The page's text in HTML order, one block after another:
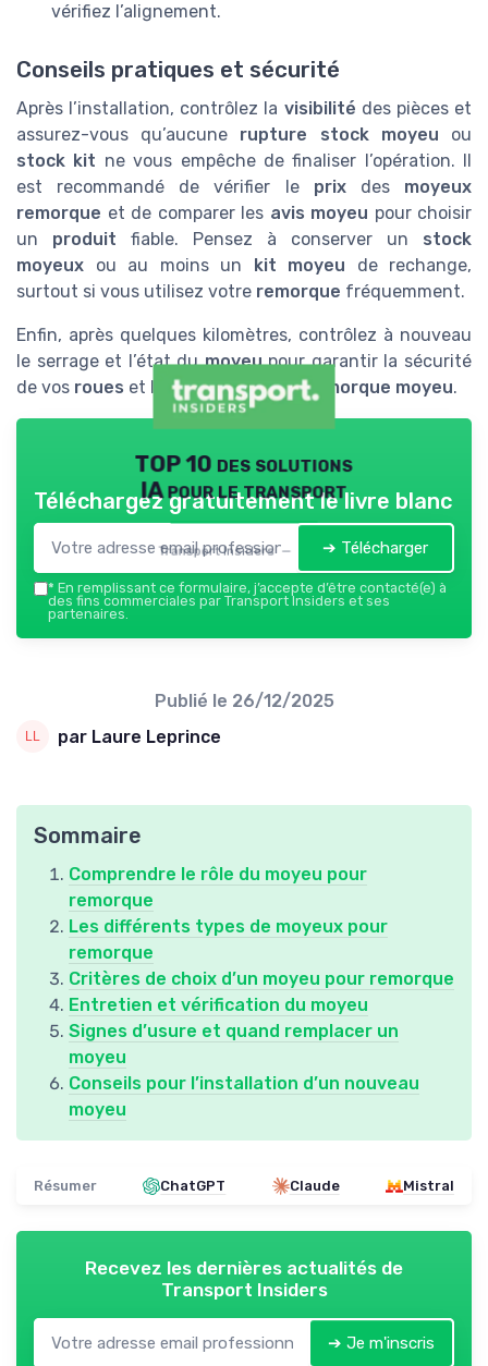
vérifiez l’alignement.
Conseils pratiques et sécurité
Après l’installation, contrôlez la visibilité des pièces et
assurez-vous qu’aucune rupture stock moyeu ou
stock kit ne vous empêche de finaliser l’opération. Il
est recommandé de vérifier le prixdes moyeux
remorque et de comparer les avis moyeu pour choisir
un produit fiable. Pensez à conserver un stock
moyeux ou au moins un kit moyeu de rechange,
surtout si vous utilisez votre remorque fréquemment.
Enfin, après quelques kilomètres, contrôlez à nouveau
le serrage et l’état dumoyeupour garantir la sécurité
de vos roues et la fiabilité de votreremorque moyeu.
TOP 10 des solutions
IA pour le transport
Transport Insiders — 2026
Téléchargez gratuitement le livre blanc
➔ Télécharger
* En remplissant ce formulaire, j’accepte d’être contacté(e) à
des fins commerciales par Transport Insiders et ses
partenaires.
Publié le 26/12/2025
par Laure Leprince
Sommaire
Comprendre le rôle du moyeu pour
remorque
Les différents types de moyeux pour
remorque
Critères de choix d’un moyeu pour remorque
Entretien et vérification du moyeu
Signes d’usure et quand remplacer un
moyeu
Conseils pour l’installation d’un nouveau
moyeu
Résumer ChatGPT Claude Mistral
Recevez les dernières actualités de
Transport Insiders
➔ Je m'inscris